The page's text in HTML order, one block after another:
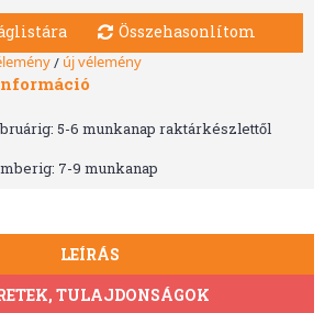
Összehasonlítom
/ új vélemény
5-6 munkanap raktárkészlettől
7-9 munkanap
LEÍRÁS
TULAJDONSÁGOK